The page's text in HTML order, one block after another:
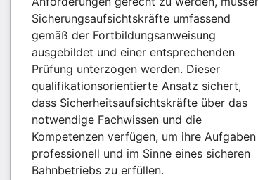
Sicherungsaufsichtskräfte umfassend
gemäß der Fortbildungsanweisung
ausgebildet und einer entsprechenden
Prüfung unterzogen werden. Dieser
qualifikationsorientierte Ansatz sichert,
dass Sicherheitsaufsichtskräfte über das
notwendige Fachwissen und die
Kompetenzen verfügen, um ihre Aufgaben
professionell und im Sinne eines sicheren
Bahnbetriebs zu erfüllen.